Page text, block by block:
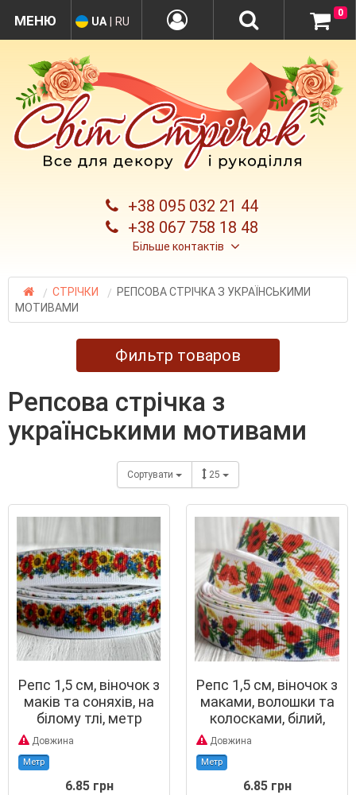
+38 095 032 21 44
+38 067 758 18 48
Більше контактів
UA RU
0
СТРІЧКИ
РЕПСОВА СТРІЧКА З УКРАЇНСЬКИМИ
МОТИВАМИ
Фильтр товаров
репсова стрічка з
українськими мотивами
Сортувати 25
Репс 1,5 см, віночок з
маків та соняхів, на
білому тлі, метр
Довжина
Метр
6.85 грн
Репс 1,5 см, віночок з
маками, волошки та
колосками, білий,
метр
Довжина
Метр
6.85 грн